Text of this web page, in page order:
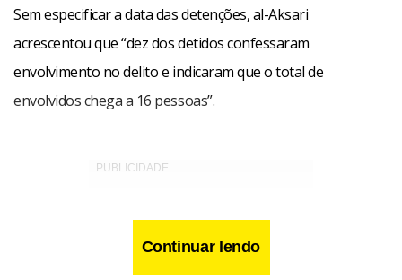
Sem especificar a data das detenções, al-Aksari
acrescentou que “dez dos detidos confessaram
envolvimento no delito e indicaram que o total de
envolvidos chega a 16 pessoas”.
Continuar lendo